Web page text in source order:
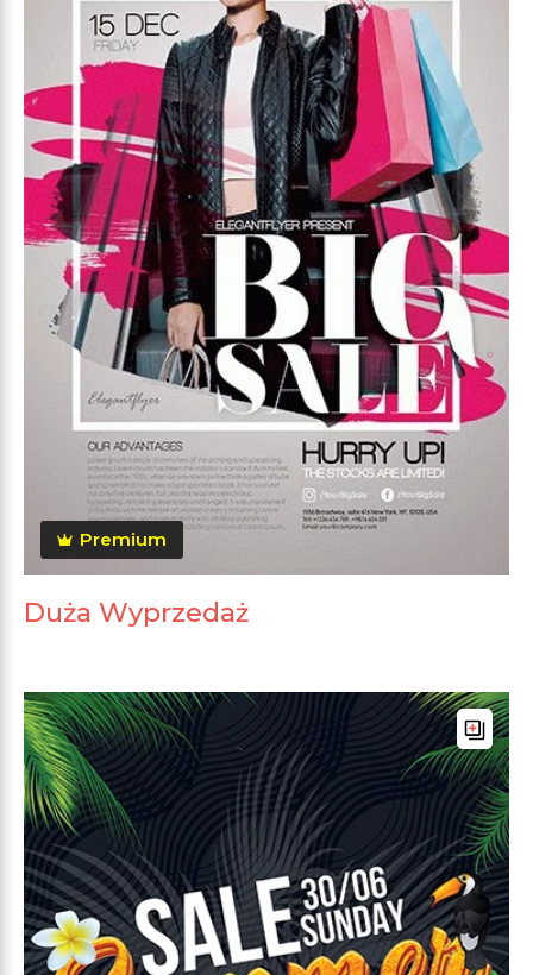
Premium
Duża Wyprzedaż